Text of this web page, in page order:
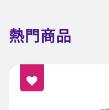
熱門商品